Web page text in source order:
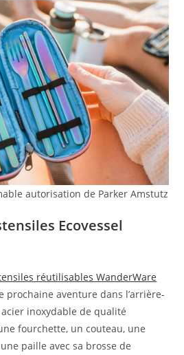
autorisation de Parker Amstutz
Ecovessel
réutilisables WanderWare
prochaine aventure dans l’arrière-
inoxydable de qualité
fourchette, un couteau, une
paille avec sa brosse de